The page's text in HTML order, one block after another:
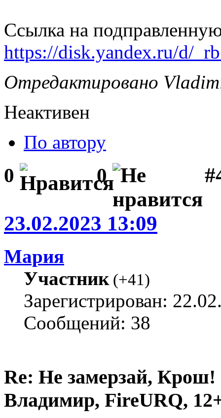
Ссылка на
https://disk.yandex.ru/d/
Отредактировано
Неактивен
По автору
0 0
23.02.2023 13:09
Мария
Участник(+41)
Зарегистрирован:
Сообщений: 38
Re: Не замерзай,
Владимир, FireURQ,